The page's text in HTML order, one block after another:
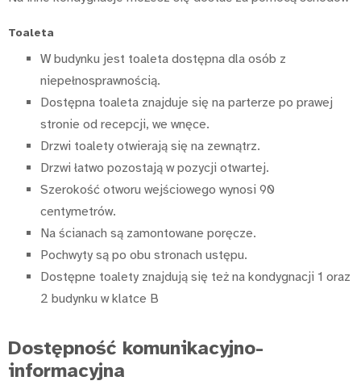
Toaleta
W budynku jest toaleta dostępna dla osób z
niepełnosprawnością.
Dostępna toaleta znajduje się na parterze po prawej
stronie od recepcji, we wnęce.
Drzwi toalety otwierają się na zewnątrz.
Drzwi łatwo pozostają w pozycji otwartej.
Szerokość otworu wejściowego wynosi 90
centymetrów.
Na ścianach są zamontowane poręcze.
Pochwyty są po obu stronach ustępu.
Dostępne toalety znajdują się też na kondygnacji 1 oraz
2 budynku w klatce B
Dostępność komunikacyjno-
informacyjna